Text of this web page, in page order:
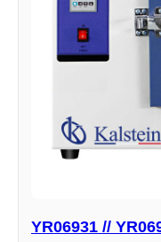
YR06931 //